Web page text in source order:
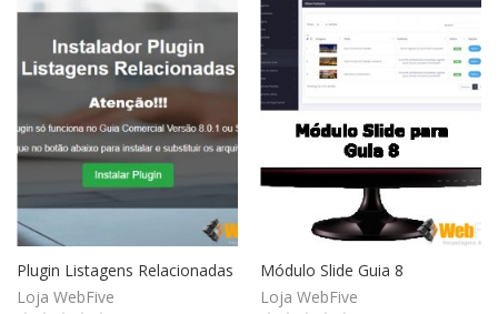
Plugin Listagens Relacionadas
Loja WebFive
Módulo Slide Guia 8
Loja WebFive